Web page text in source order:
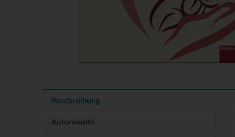
Beschreibung
Autoreninfo